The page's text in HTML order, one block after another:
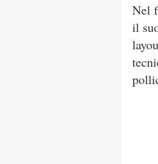
Nel
il